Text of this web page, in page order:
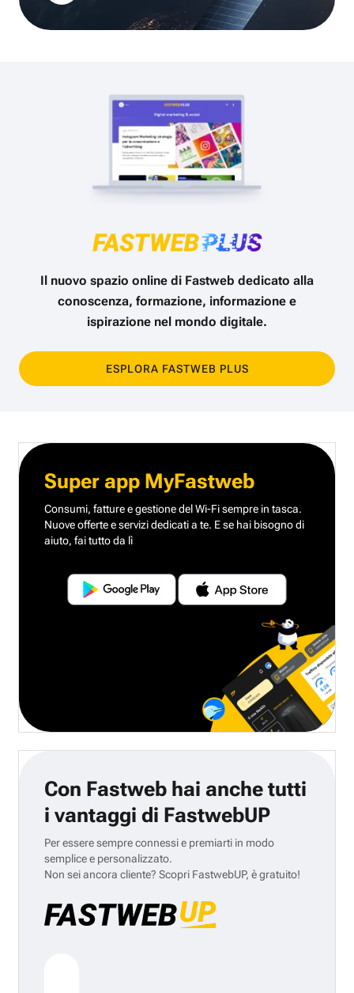
Il nuovo spazio online di Fastweb dedicato alla
conoscenza, formazione, informazione e
ispirazione nel mondo digitale.
ESPLORA FASTWEB PLUS
Super app MyFastweb
Consumi, fatture e gestione del Wi-Fi sempre in tasca.
Nuove offerte e servizi dedicati a te. E se hai bisogno di
aiuto, fai tutto da lì
Con Fastweb hai anche tutti
i vantaggi di FastwebUP
Per essere sempre connessi e premiarti in modo
semplice e personalizzato.
Non sei ancora cliente? Scopri FastwebUP, è gratuito!